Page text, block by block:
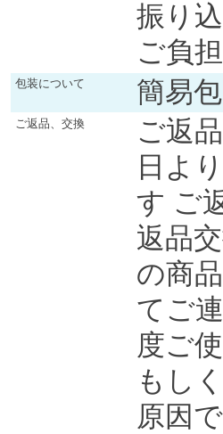
振り
ご負
包装について 簡易
ご返品、交換
ご返
日よ
す ご
返品
の商
てご
度ご
もし
原因